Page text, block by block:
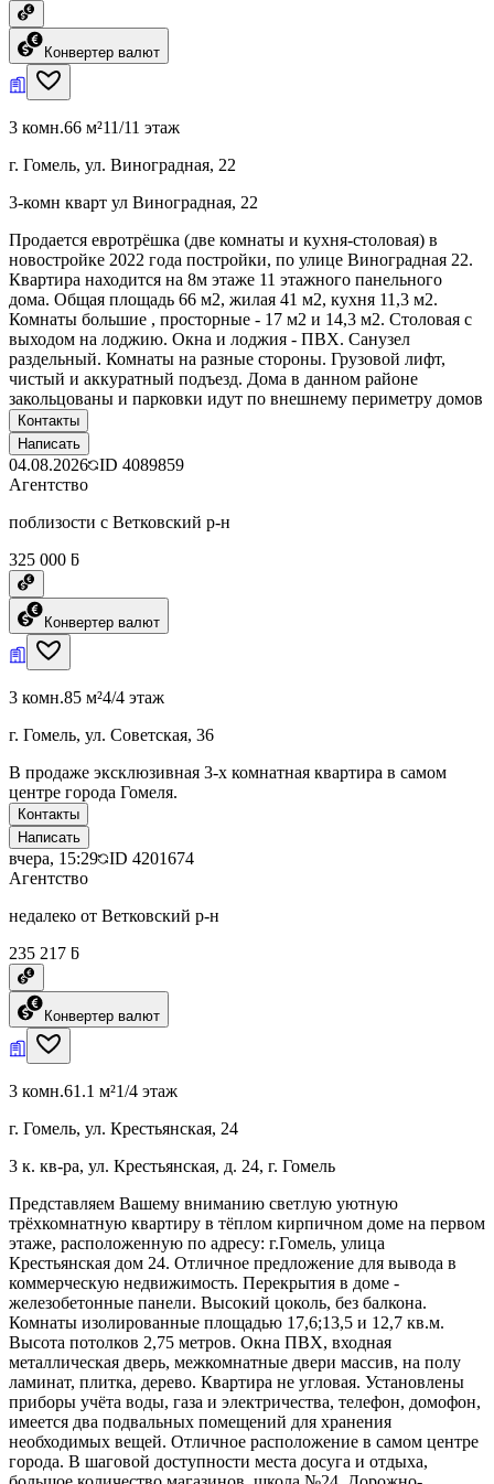
Конвертер валют
3 комн.66 м²11/11 этаж
г. Гомель, ул. Виноградная, 22
3-комн кварт ул Виноградная, 22
Продается евротрёшка (две комнаты и кухня-столовая) в
новостройке 2022 года постройки, по улице Виноградная 22.
Квартира находится на 8м этаже 11 этажного панельного
дома. Общая площадь 66 м2, жилая 41 м2, кухня 11,3 м2.
Комнаты большие , просторные - 17 м2 и 14,3 м2. Столовая с
выходом на лоджию. Окна и лоджия - ПВХ. Санузел
раздельный. Комнаты на разные стороны. Грузовой лифт,
чистый и аккуратный подъезд. Дома в данном районе
закольцованы и парковки идут по внешнему периметру домов
Контакты
Написать
04.08.2026 ID 4089859
Агентство
поблизости с Ветковский р-н
325 000 ƃ
Конвертер валют
3 комн.85 м²4/4 этаж
г. Гомель, ул. Советская, 36
В продаже эксклюзивная 3-х комнатная квартира в самом
центре города Гомеля.
Контакты
Написать
вчера, 15:29 ID 4201674
Агентство
недалеко от Ветковский р-н
235 217 ƃ
Конвертер валют
3 комн.61.1 м²1/4 этаж
г. Гомель, ул. Крестьянская, 24
3 к. кв-ра, ул. Крестьянская, д. 24, г. Гомель
Представляем Вашему вниманию светлую уютную
трёхкомнатную квартиру в тёплом кирпичном доме на первом
этаже, расположенную по адресу: г.Гомель, улица
Крестьянская дом 24. Отличное предложение для вывода в
коммерческую недвижимость. Перекрытия в доме -
железобетонные панели. Высокий цоколь, без балкона.
Комнаты изолированные площадью 17,6;13,5 и 12,7 кв.м.
Высота потолков 2,75 метров. Окна ПВХ, входная
металлическая дверь, межкомнатные двери массив, на полу
ламинат, плитка, дерево. Квартира не угловая. Установлены
приборы учёта воды, газа и электричества, телефон, домофон,
имеется два подвальных помещений для хранения
необходимых вещей. Отличное расположение в самом центре
города. В шаговой доступности места досуга и отдыха,